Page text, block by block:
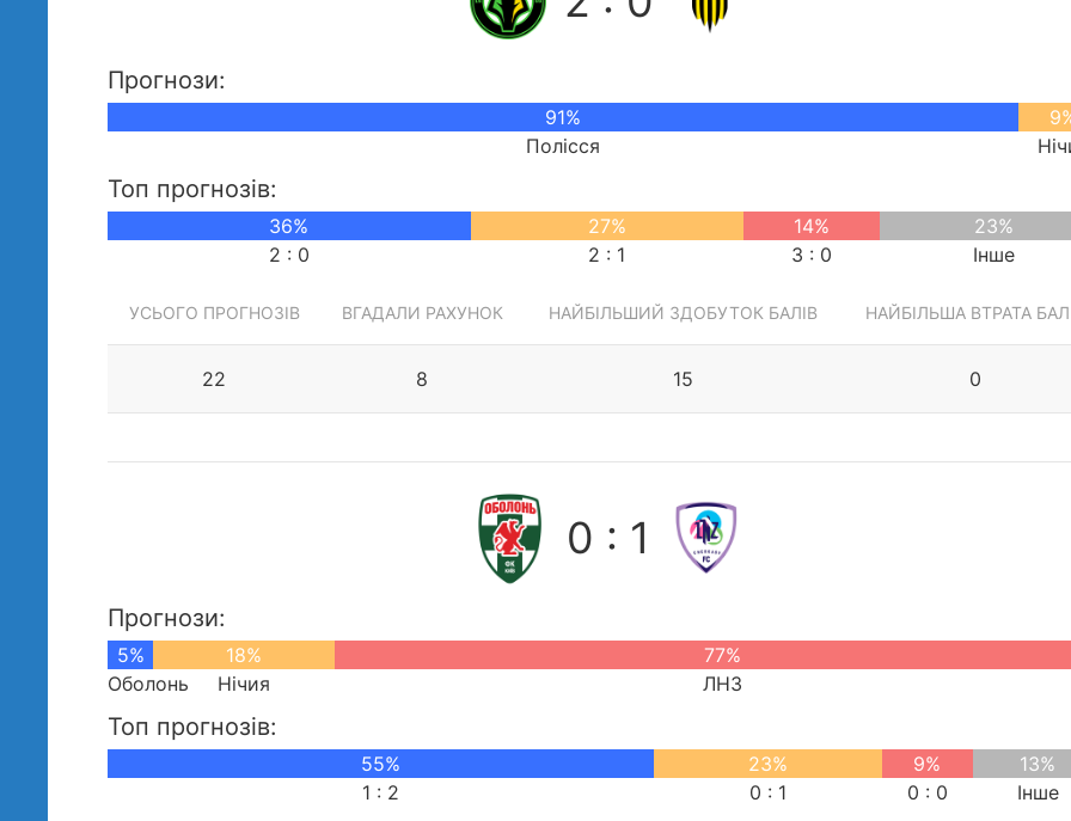
Прогнози:
91%
Полісся
Топ прогнозів:
36% 27% 14%
23%
2 : 0
2 : 1 3 : 0 Інше
УСЬОГО ПРОГНОЗІВ ВГАДАЛИ РАХУНОК НАЙБІЛЬШИЙ ЗДОБУТОК БАЛІВ НАЙБІЛЬША ВТРАТА
22 8 15 0
0 : 1
Прогнози:
5% 18%
77%
Оболонь
Нічия ЛНЗ
Топ прогнозів:
55% 23% 9%
13%
1 : 2
0 : 1 0 : 0 Інше